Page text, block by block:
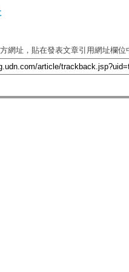
網址，貼在發表文章引用網址欄位